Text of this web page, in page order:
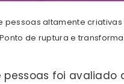
pessoas altamente
de ruptura e
foi avaliado